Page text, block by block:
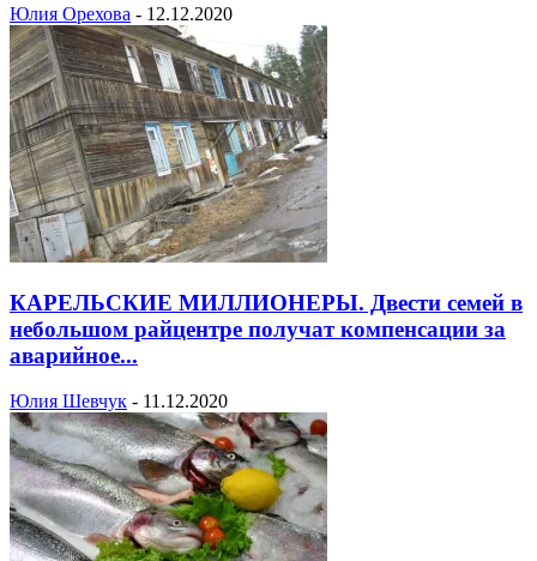
Юлия Орехова - 12.12.2020
КАРЕЛЬСКИЕ МИЛЛИОНЕРЫ. Двести семей в
небольшом райцентре получат компенсации за
аварийное...
Юлия Шевчук - 11.12.2020